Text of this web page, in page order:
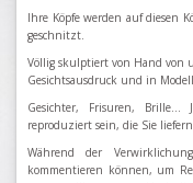
Ihre Köpfe werden auf diesen
geschnitzt.
Völlig skulptiert von Hand von
Gesichtsausdruck und in
Gesichter, Frisuren,
reproduziert sein, die Sie
Während der
kommentieren können, um